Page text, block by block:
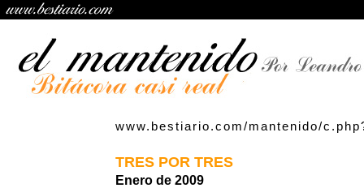
www.bestiario.com/mantenido/
TRES POR TRES
Enero de 2009